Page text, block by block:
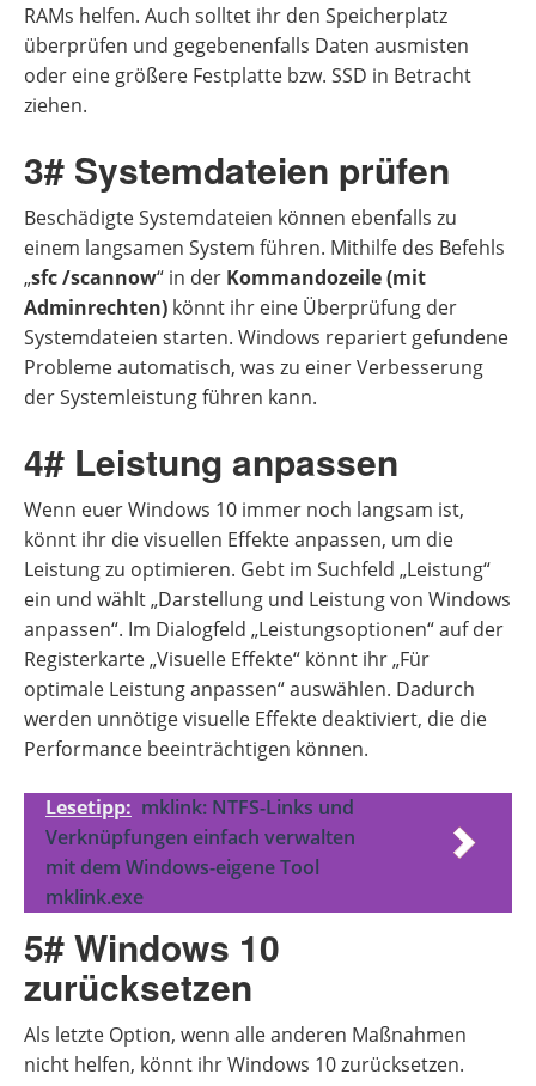
RAMs helfen. Auch solltet ihr den Speicherplatz
überprüfen und gegebenenfalls Daten ausmisten
oder eine größere Festplatte bzw. SSD in Betracht
ziehen.
3# Systemdateien prüfen
Beschädigte Systemdateien können ebenfalls zu
einem langsamen System führen. Mithilfe des Befehls
„sfc /scannow“ in der Kommandozeile (mit
Adminrechten) könnt ihr eine Überprüfung der
Systemdateien starten. Windows repariert gefundene
Probleme automatisch, was zu einer Verbesserung
der Systemleistung führen kann.
4# Leistung anpassen
Wenn euer Windows 10 immer noch langsam ist,
könnt ihr die visuellen Effekte anpassen, um die
Leistung zu optimieren. Gebt im Suchfeld „Leistung“
ein und wählt „Darstellung und Leistung von Windows
anpassen“. Im Dialogfeld „Leistungsoptionen“ auf der
Registerkarte „Visuelle Effekte“ könnt ihr „Für
optimale Leistung anpassen“ auswählen. Dadurch
werden unnötige visuelle Effekte deaktiviert, die die
Performance beeinträchtigen können.
Lesetipp: mklink: NTFS-Links und
Verknüpfungen einfach verwalten
mit dem Windows-eigene Tool
mklink.exe
5# Windows 10
zurücksetzen
Als letzte Option, wenn alle anderen Maßnahmen
nicht helfen, könnt ihr Windows 10 zurücksetzen.